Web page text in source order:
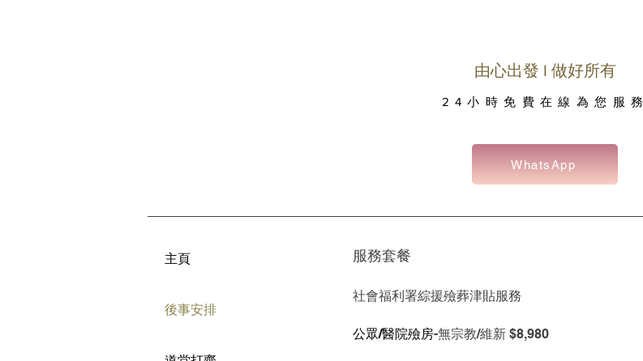
由心出發 I 做好所有
24小時免費在線為您服務
WhatsApp
主頁
後事安排
服務套餐
社會福利署綜援殮葬津貼服務
公眾/醫院殮房-無宗教/維新 $8,980